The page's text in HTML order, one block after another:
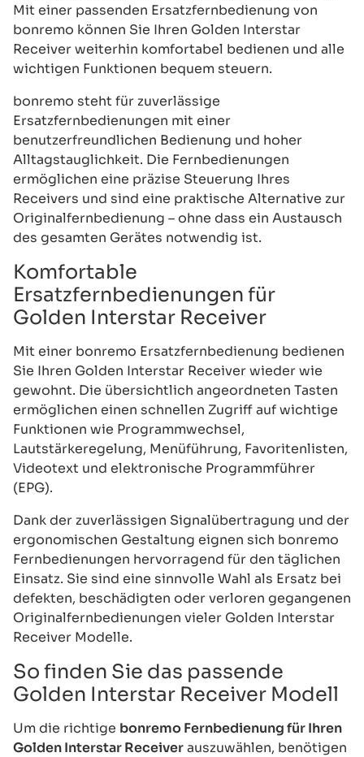
Mit einer passenden Ersatzfernbedienung von
bonremo können Sie Ihren Golden Interstar
Receiver weiterhin komfortabel bedienen und alle
wichtigen Funktionen bequem steuern.
bonremo steht für zuverlässige
Ersatzfernbedienungen mit einer
benutzerfreundlichen Bedienung und hoher
Alltagstauglichkeit. Die Fernbedienungen
ermöglichen eine präzise Steuerung Ihres
Receivers und sind eine praktische Alternative zur
Originalfernbedienung – ohne dass ein Austausch
des gesamten Gerätes notwendig ist.
Komfortable
Ersatzfernbedienungen für
Golden Interstar Receiver
Mit einer bonremo Ersatzfernbedienung bedienen
Sie Ihren Golden Interstar Receiver wieder wie
gewohnt. Die übersichtlich angeordneten Tasten
ermöglichen einen schnellen Zugriff auf wichtige
Funktionen wie Programmwechsel,
Lautstärkeregelung, Menüführung, Favoritenlisten,
Videotext und elektronische Programmführer
(EPG).
Dank der zuverlässigen Signalübertragung und der
ergonomischen Gestaltung eignen sich bonremo
Fernbedienungen hervorragend für den täglichen
Einsatz. Sie sind eine sinnvolle Wahl als Ersatz bei
defekten, beschädigten oder verloren gegangenen
Originalfernbedienungen vieler Golden Interstar
Receiver Modelle.
So finden Sie das passende
Golden Interstar Receiver Modell
Um die richtige bonremo Fernbedienung für Ihren
Golden Interstar Receiverauszuwählen, benötigen